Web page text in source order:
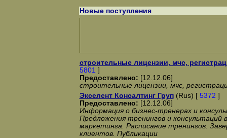
Новые поступления
строительные лицензии, мчс,
5801 ]
Предоставлено: [12.12.06]
строительные лицензии, мчс,
Экселент Консалтинг Груп(Rus) [ 5372 ]
Предоставлено: [12.12.06]
Информация о бизнес-тренерах и
Предложения тренингов и
маркетинга. Расписание тренингов.
клиентов. Публикации